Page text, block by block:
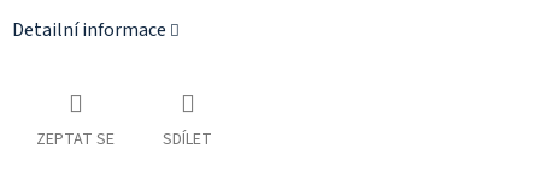
Detailní informace
ZEPTAT SE SDÍLET